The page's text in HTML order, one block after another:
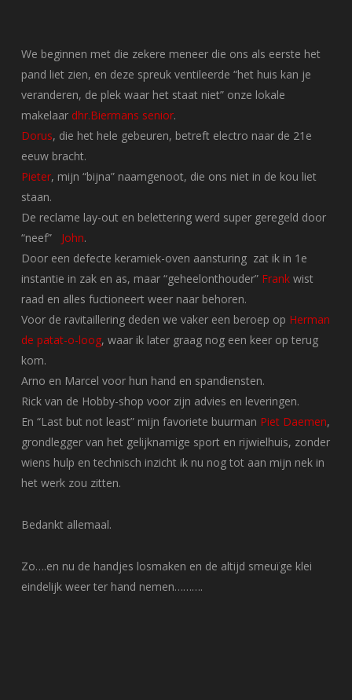
We beginnen met die zekere meneer die ons als eerste het
pand liet zien, en deze spreuk ventileerde “het huis kan je
veranderen, de plek waar het staat niet” onze lokale
makelaar dhr.Biermans senior.
Dorus, die het hele gebeuren, betreft electro naar de 21e
eeuw bracht.
Pieter, mijn “bijna” naamgenoot, die ons niet in de kou liet
staan.
De reclame lay-out en belettering werd super geregeld door
“neef” John.
Door een defecte keramiek-oven aansturing zat ik in 1e
instantie in zak en as, maar “geheelonthouder” Frankwist
raad en alles fuctioneert weer naar behoren.
Voor de ravitaillering deden we vaker een beroep op Herman
de patat-o-loog, waar ik later graag nog een keer op terug
kom.
Arno en Marcel voor hun hand en spandiensten.
Rick van de Hobby-shop voor zijn advies en leveringen.
En “Last but not least” mijn favoriete buurman Piet Daemen,
grondlegger van het gelijknamige sport en rijwielhuis, zonder
wiens hulp en technisch inzicht ik nu nog tot aan mijn nek in
het werk zou zitten.
Bedankt allemaal.
Zo….en nu de handjes losmaken en de altijd smeuïge klei
eindelijk weer ter hand nemen……….